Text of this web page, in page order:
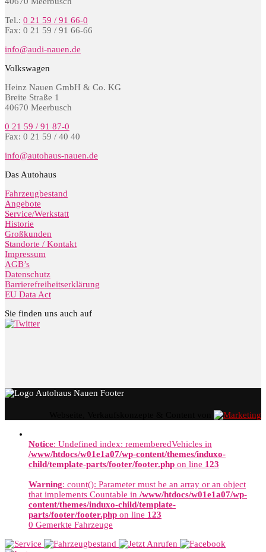
Tel.: 0 21 59 / 91 66-0
Fax: 0 21 59 / 91 66-66
info@audi-nauen.de
Volkswagen
Heinz Nauen GmbH & Co. KG
Breite Straße 1
40670 Meerbusch
0 21 59 / 91 87-0
Fax: 0 21 59 / 40 40
info@autohaus-nauen.de
Das Autohaus
Fahrzeugbestand
Angebote
Service/Werkstatt
Historie
Großkunden
Standorte / Kontakt
Impressum
AGB’s
Datenschutz
Barrierefreiheitserklärung
EU Data Act
Sie finden uns auch auf
Notice: Undefined index: rememberedVehicles in
/www/htdocs/w01e1a07/wp-content/themes/induxo-
child/template-parts/footer/footer.php on line 123
Warning: count(): Parameter must be an array or an object
that implements Countable in /www/htdocs/w01e1a07/wp-
content/themes/induxo-child/template-
parts/footer/footer.php on line 123
0 Gemerkte Fahrzeuge